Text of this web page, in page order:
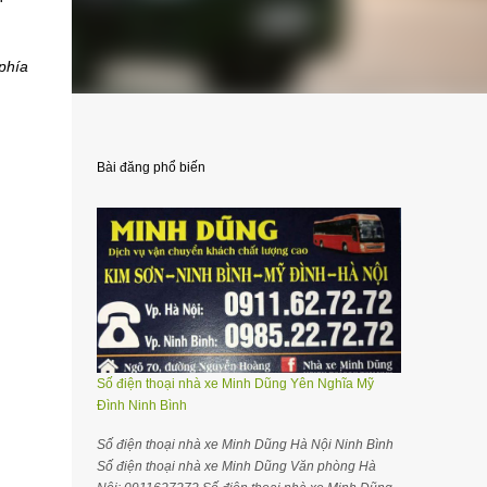
Bài đăng phổ biến
Số điện thoại nhà xe Minh Dũng Yên Nghĩa Mỹ
Đình Ninh Bình
Số điện thoại nhà xe Minh Dũng Hà Nội Ninh Bình
Số điện thoại nhà xe Minh Dũng Văn phòng Hà